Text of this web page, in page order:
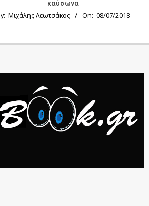
καύσωνα
Μιχάλης Λεωτσάκος On: 08/07/2018